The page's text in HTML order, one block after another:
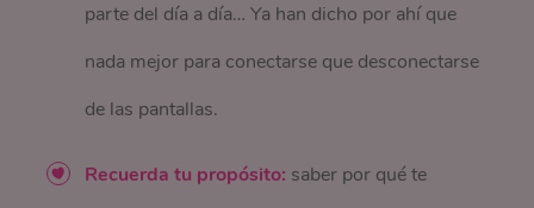
parte del día a día… Ya han dicho por ahí que
nada mejor para conectarse que desconectarse
de las pantallas.
Recuerda tu propósito: saber por qué te